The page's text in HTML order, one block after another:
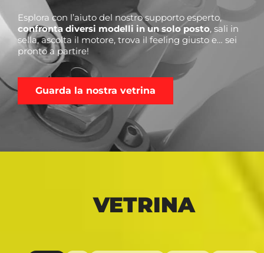
Esplora con l’aiuto del nostro supporto esperto,
confronta diversi modelli in un solo posto, sali in
sella, ascolta il motore, trova il feeling giusto e… sei
pronto a partire!
Guarda la nostra vetrina
VETRINA